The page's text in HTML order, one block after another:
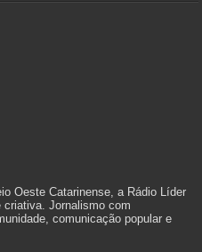
Oeste Catarinense, a Rádio Líder
criativa. Jornalismo com
comunicação popular e